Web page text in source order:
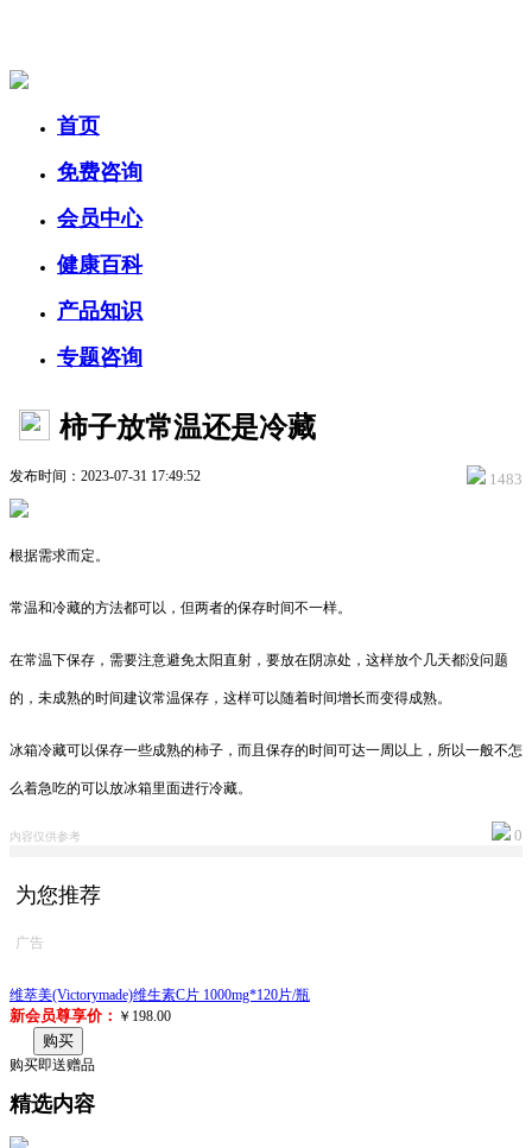
首页
免费咨询
会员中心
健康百科
产品知识
专题咨询
柿子放常温还是冷藏
发布时间：2023-07-31 17:49:52 1483
根据需求而定。
常温和冷藏的方法都可以，但两者的保存时间不一样。
在常温下保存，需要注意避免太阳直射，要放在阴凉处，这样放个几天都没问题
的，未成熟的时间建议常温保存，这样可以随着时间增长而变得成熟。
冰箱冷藏可以保存一些成熟的柿子，而且保存的时间可达一周以上，所以一般不怎
么着急吃的可以放冰箱里面进行冷藏。
内容仅供参考 0
为您推荐
广告
维萃美(Victorymade)维生素C片 1000mg*120片/瓶
新会员尊享价： ￥198.00
购买
购买即送赠品
精选内容